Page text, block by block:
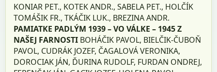
KONIAR PET., KOTEK ANDR., SABELA PET., HOLČÍK
TOMÁŠIK FR., TKÁČIK LUK., BREZINA ANDR.
PAMIATKE PADLÝM 1939 – VO VÁLKE – 1945 Z
NAŠEJ FARNOSTI BOHÁČIK PAVOL, BIELČIK-ČUBOŇ
PAVOL, CUDRÁK JOZEF, ČAGALOVÁ VERONIKA,
DOROCIAK JÁN, ĎURINA RUDOLF, FURDAN ONDREJ,